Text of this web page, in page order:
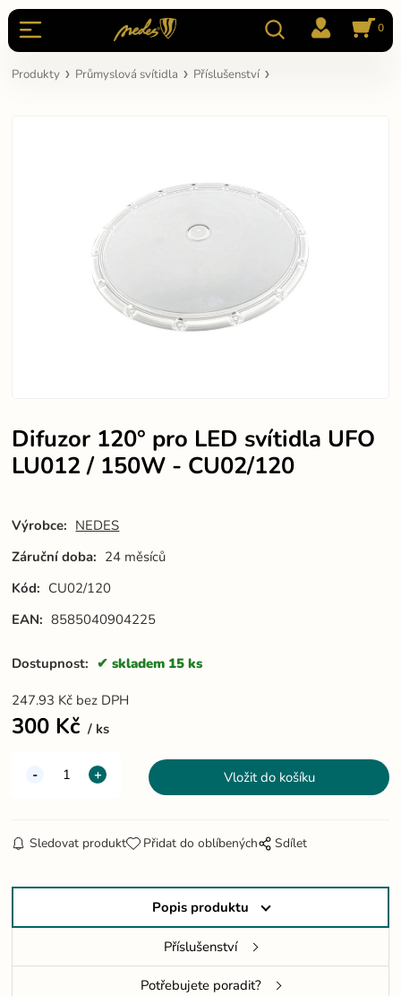
0
Produkty Průmyslová svítidla Příslušenství
Difuzor 120° pro LED svítidla UFO
LU012 / 150W - CU02/120
Výrobce: NEDES
Záruční doba: 24 měsíců
Kód: CU02/120
EAN: 8585040904225
Dostupnost: skladem 15 ks
247.93 Kč bez DPH
300 Kč ks
Sledovat produkt Přidat do oblíbených Sdílet
Popis produktu
Příslušenství
Potřebujete poradit?